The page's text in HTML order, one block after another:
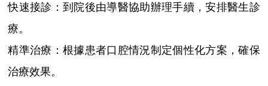
快速接診：到院後由導醫協助辦理手續，安排醫生診
療。
精準治療：根據患者口腔情況制定個性化方案，確保
治療效果。